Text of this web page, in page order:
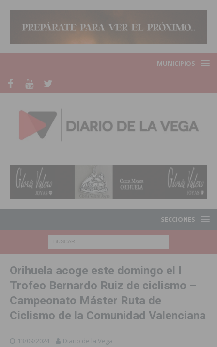
MUNICIPIOS
SECCIONES
Orihuela acoge este domingo el I
Trofeo Bernardo Ruiz de ciclismo –
Campeonato Máster Ruta de
Ciclismo de la Comunidad Valenciana
13/09/2024 Diario de la Vega